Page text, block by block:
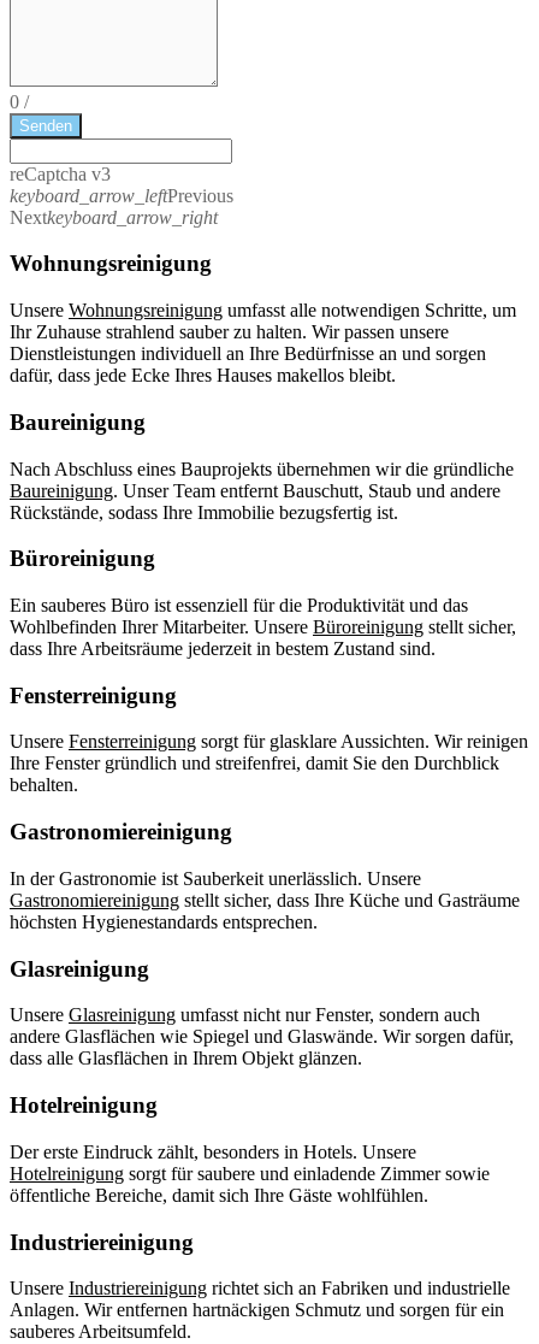
0 /
Senden
reCaptcha v3
keyboard_arrow_leftPrevious
Nextkeyboard_arrow_right
Wohnungsreinigung
Unsere Wohnungsreinigung umfasst alle notwendigen Schritte, um
Ihr Zuhause strahlend sauber zu halten. Wir passen unsere
Dienstleistungen individuell an Ihre Bedürfnisse an und sorgen
dafür, dass jede Ecke Ihres Hauses makellos bleibt.
Baureinigung
Nach Abschluss eines Bauprojekts übernehmen wir die gründliche
Baureinigung. Unser Team entfernt Bauschutt, Staub und andere
Rückstände, sodass Ihre Immobilie bezugsfertig ist.
Büroreinigung
Ein sauberes Büro ist essenziell für die Produktivität und das
Wohlbefinden Ihrer Mitarbeiter. Unsere Büroreinigung stellt sicher,
dass Ihre Arbeitsräume jederzeit in bestem Zustand sind.
Fensterreinigung
Unsere Fensterreinigung sorgt für glasklare Aussichten. Wir reinigen
Ihre Fenster gründlich und streifenfrei, damit Sie den Durchblick
behalten.
Gastronomiereinigung
In der Gastronomie ist Sauberkeit unerlässlich. Unsere
Gastronomiereinigung stellt sicher, dass Ihre Küche und Gasträume
höchsten Hygienestandards entsprechen.
Glasreinigung
Unsere Glasreinigung umfasst nicht nur Fenster, sondern auch
andere Glasflächen wie Spiegel und Glaswände. Wir sorgen dafür,
dass alle Glasflächen in Ihrem Objekt glänzen.
Hotelreinigung
Der erste Eindruck zählt, besonders in Hotels. Unsere
Hotelreinigung sorgt für saubere und einladende Zimmer sowie
öffentliche Bereiche, damit sich Ihre Gäste wohlfühlen.
Industriereinigung
Unsere Industriereinigung richtet sich an Fabriken und industrielle
Anlagen. Wir entfernen hartnäckigen Schmutz und sorgen für ein
sauberes Arbeitsumfeld.